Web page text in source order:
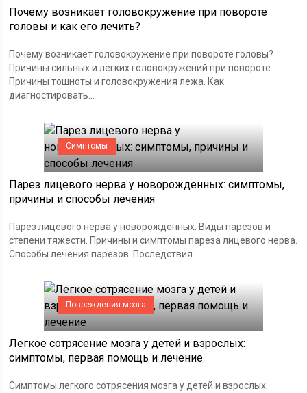
Почему возникает головокружение при повороте
головы и как его лечить?
Почему возникает головокружение при повороте головы?
Причины сильных и легких головокружений при повороте.
Причины тошноты и головокружения лежа. Как
диагностировать...
Симптомы
Парез лицевого нерва у новорожденных: симптомы,
причины и способы лечения
Парез лицевого нерва у новорожденных. Виды парезов и
степени тяжести. Причины и симптомы пареза лицевого нерва.
Способы лечения парезов. Последствия...
Повреждения мозга
Легкое сотрясение мозга у детей и взрослых:
симптомы, первая помощь и лечение
Симптомы легкого сотрясения мозга у детей и взрослых.